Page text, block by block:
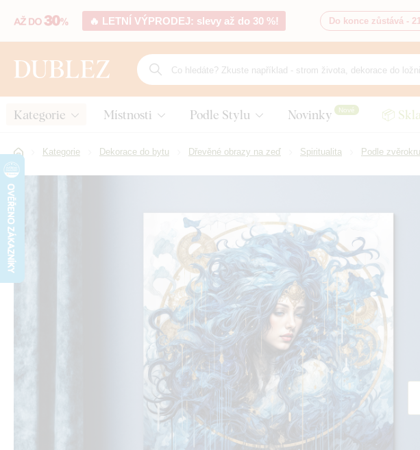
🔥 LETNÍ VÝPRODEJ: slevy až do 30 %! Do konce zůstává -
Kategorie Místnosti Podle Stylu Novinky Nové 📦
Kategorie Dekorace do bytu Dřevěné obrazy na zeď Spiritualita Podle